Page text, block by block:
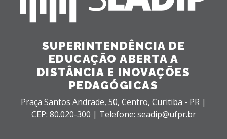
SUPERINTENDÊNCIA DE
EDUCAÇÃO ABERTA A
DISTÂNCIA E INOVAÇÕES
PEDAGÓGICAS
Praça Santos Andrade, 50, Centro, Curitiba - PR |
CEP: 80.020-300 | Telefone: seadip@ufpr.br